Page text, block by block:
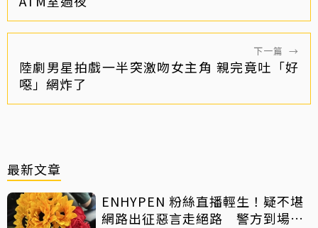
下一篇 →
陸劇男星拍戲一半突激吻女主角 親完竟吐「好
噁」網炸了
最新文章
ENHYPEN 粉絲直播輕生！疑不堪
網路出征惡言走絕路 警方到場已